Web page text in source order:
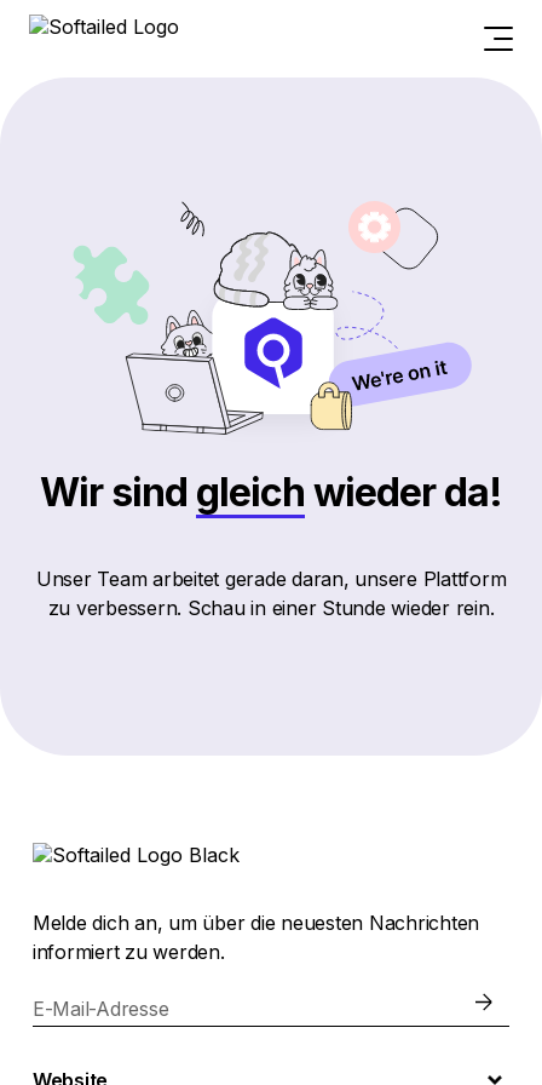
Wir sind gleich wieder da!
Unser Team arbeitet gerade daran, unsere Plattform
zu verbessern. Schau in einer Stunde wieder rein.
Melde dich an, um über die neuesten Nachrichten
informiert zu werden.
E-Mail-Adresse
Website